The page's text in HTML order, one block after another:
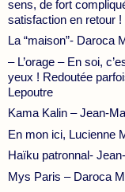
sens, de fort
satisfaction en retour
La “maison”- Daroca
– L’orage – En soi,
yeux ! Redoutée
Lepoutre
Kama Kalin – Jean-
En mon ici, Lucienne
Haïku patronnal-
Mys Paris – Daroca